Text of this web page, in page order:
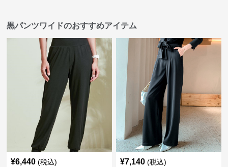
黒パンツワイドのおすすめアイテム
¥6,440 (税込) ¥7,140 (税込)